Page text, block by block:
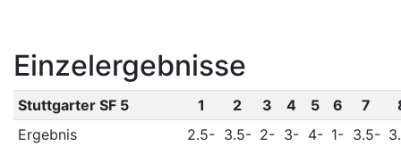
Einzelergebnisse
Stuttgarter SF 5 1 2 3 4 5 6 7
Ergebnis
2.5- 3.5- 2- 3- 4- 1- 3.5-